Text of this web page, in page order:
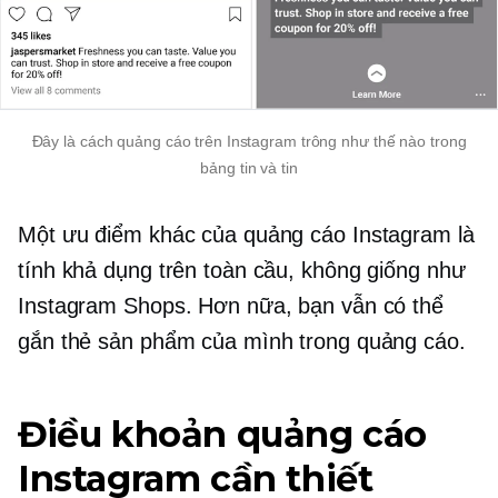
Đây là cách quảng cáo trên Instagram trông như thế nào trong
bảng tin và tin
Một ưu điểm khác của quảng cáo Instagram là
tính khả dụng trên toàn cầu, không giống như
Instagram Shops. Hơn nữa, bạn vẫn có thể
gắn thẻ sản phẩm của mình trong quảng cáo.
Điều khoản quảng cáo
Instagram cần thiết